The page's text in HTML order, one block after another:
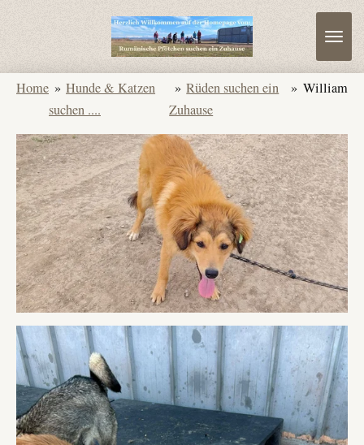
Home » Hunde & Katzen
suchen ....
» Rüden suchen ein
Zuhause
» William